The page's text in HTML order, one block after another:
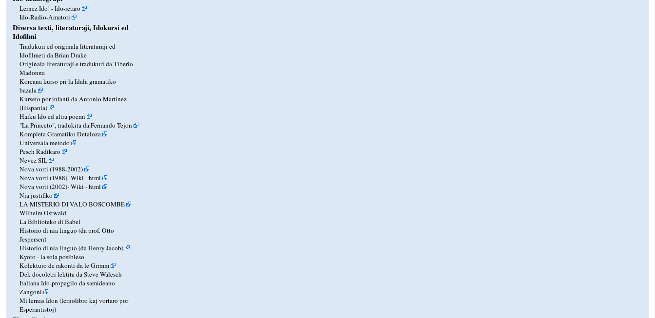
Lernez Ido! - Ido-retaro
Ido-Radio-Amatori
Diversa texti, literaturaji, Idokursi ed
Idofilmi
Tradukuri ed originala literaturaji ed
Idofilmeti da Brian Drake
Originala literaturaji e tradukuri da Tiberio
Madonna
Koreana kurso pri la Idala gramatiko
bazala
Kurseto por infanti da Antonio Martinez
(Hispania)
Haiku Ido ed altra poemi
"La Princeto", tradukita da Fernando Tejon
Kompleta Gramatiko Detaloza
Universala metodo
Pesch Radikaro
Nevez SIL
Nova vorti (1988-2002)
Nova vorti (1988)-Wiki -html
Nova vorti (2002)-Wiki -html
Nia justifiko
LA MISTERIO DI VALO BOSCOMBE
Wilhelm Ostwald
La Biblioteko di Babel
Historio di nia linguo (da prof. Otto
Jespersen)
Historio di nia linguo (da Henry Jacob)
Kyoto - la sola posibleso
Kolekturo de rakonti da le Grimm
Dek docoletri lektita da Steve Walesch
Italiana Ido-propagilo da samideano
Zangoni
Mi lernas Idon (lernolibro kaj vortaro por
Esperantistoj)